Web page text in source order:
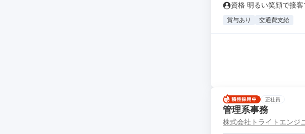
資格 明るい笑顔で接
賞与あり 交通費支給
正社員
管理系事務
株式会社トライトエンジ